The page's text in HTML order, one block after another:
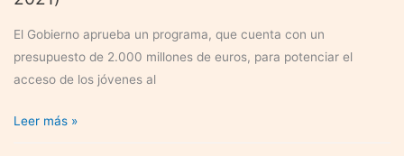
El Gobierno aprueba un programa, que cuenta con un
presupuesto de 2.000 millones de euros, para potenciar el
acceso de los jóvenes al
El
Leer más »